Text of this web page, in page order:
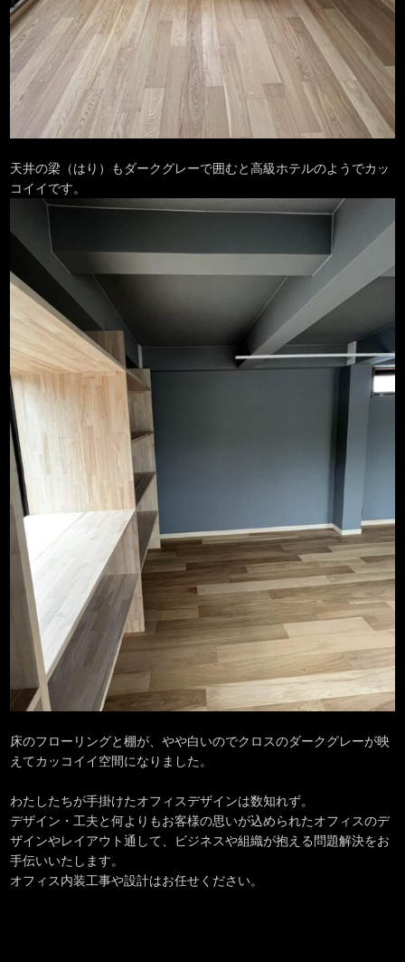
天井の梁（はり）もダークグレーで囲むと高級ホテルのようでカッ
コイイです。
床のフローリングと棚が、やや白いのでクロスのダークグレーが映
えてカッコイイ空間になりました。
わたしたちが手掛けたオフィスデザインは数知れず。
デザイン・工夫と何よりもお客様の思いが込められたオフィスのデ
ザインやレイアウト通して、ビジネスや組織が抱える問題解決をお
手伝いいたします。
オフィス内装工事や設計はお任せください。